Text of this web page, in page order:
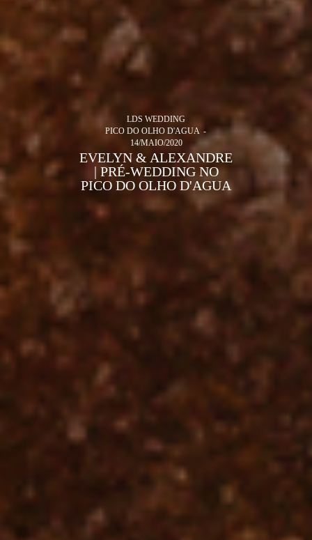
LDS WEDDING
PICO DO OLHO D'AGUA
14/MAIO/2020
EVELYN & ALEXANDRE
| PRÉ-WEDDING NO
PICO DO OLHO D'AGUA